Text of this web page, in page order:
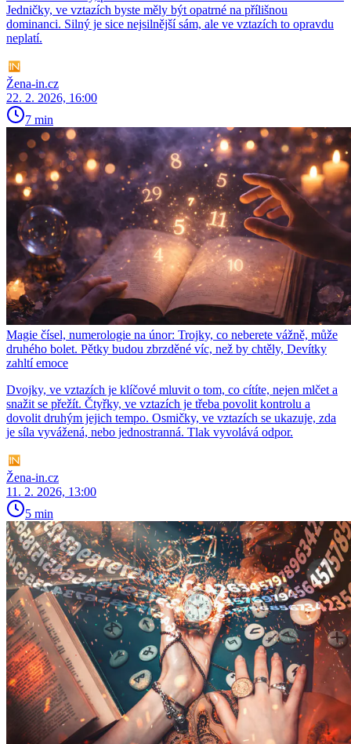
Jedničky, ve vztazích byste měly být opatrné na přílišnou
dominanci. Silný je sice nejsilnější sám, ale ve vztazích to opravdu
neplatí.
Žena-in.cz
22. 2. 2026, 16:00
7 min
Magie čísel, numerologie na únor: Trojky, co neberete vážně, může
druhého bolet. Pětky budou zbrzděné víc, než by chtěly, Devítky
zahltí emoce
Dvojky, ve vztazích je klíčové mluvit o tom, co cítíte, nejen mlčet a
snažit se přežít. Čtyřky, ve vztazích je třeba povolit kontrolu a
dovolit druhým jejich tempo. Osmičky, ve vztazích se ukazuje, zda
je síla vyvážená, nebo jednostranná. Tlak vyvolává odpor.
Žena-in.cz
11. 2. 2026, 13:00
5 min